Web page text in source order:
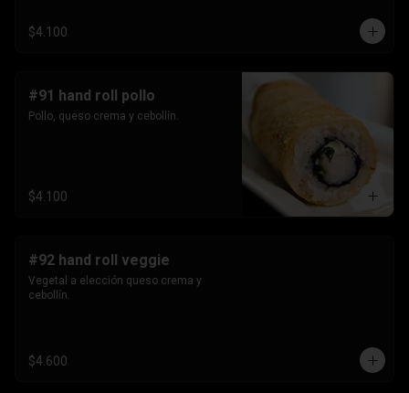
$4.100
#91 hand roll pollo
Pollo, queso crema y cebollín.
$4.100
#92 hand roll veggie
Vegetal a elección queso crema y
cebollín.
$4.600